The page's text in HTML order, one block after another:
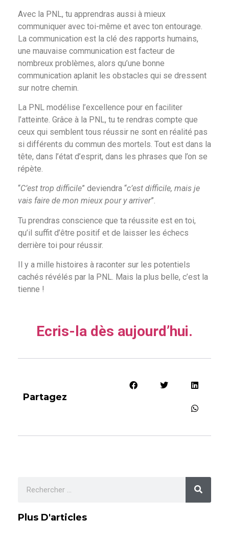
Avec la PNL, tu apprendras aussi à mieux
communiquer avec toi-même et avec ton entourage.
La communication est la clé des rapports humains,
une mauvaise communication est facteur de
nombreux problèmes, alors qu’une bonne
communication aplanit les obstacles qui se dressent
sur notre chemin.
La PNL modélise l’excellence pour en faciliter
l’atteinte. Grâce à la PNL, tu te rendras compte que
ceux qui semblent tous réussir ne sont en réalité pas
si différents du commun des mortels. Tout est dans la
tête, dans l’état d’esprit, dans les phrases que l’on se
répète.
“C’est trop difficile” deviendra “c’est difficile, mais je
vais faire de mon mieux pour y arriver”.
Tu prendras conscience que ta réussite est en toi,
qu’il suffit d’être positif et de laisser les échecs
derrière toi pour réussir.
Il y a mille histoires à raconter sur les potentiels
cachés révélés par la PNL. Mais la plus belle, c’est la
tienne !
Ecris-la dès aujourd’hui.
Partagez
Plus D'articles